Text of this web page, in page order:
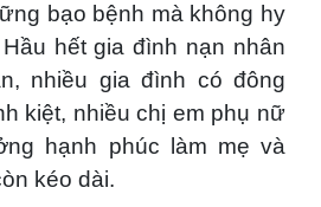
bạo bệnh mà không hy
hết gia đình nạn nhân
nhiều gia đình có đông
kiệt, nhiều chị em phụ nữ
hạnh phúc làm mẹ và
kéo dài.